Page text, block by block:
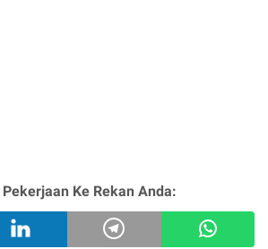
Ke Rekan Anda: